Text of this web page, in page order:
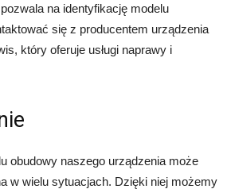
na identyfikację modelu
się z producentem urządzenia
który oferuje usługi naprawy i
obudowy naszego urządzenia może
w wielu sytuacjach. Dzięki niej możemy